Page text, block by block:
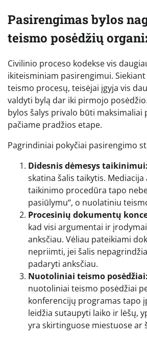
Pasirengimas bylos
teismo posėdžių
Civilinio proceso kodekse vis
ikiteisminiam pasirengimui.
teismo procesų, teisėjai įgyja vis
valdyti bylą dar iki pirmojo
bylos šalys privalo būti maksimaliai
pačiame pradžios etape.
Pagrindiniai pokyčiai pasirengimo
Didesnis dėmesys taikinimui:
skatina šalis taikytis.
taikinimo procedūra tapo
pasiūlymu“, o nuolatiniu
Procesinių dokumentų
kad visi argumentai ir
anksčiau. Vėliau pateikiami
nepriimti, jei šalis
padaryti anksčiau.
Nuotoliniai teismo posėdžiai:
nuotoliniai teismo posėdžiai
konferencijų programas tapo
leidžia sutaupyti laiko ir lėšų,
yra skirtinguose miestuose ar